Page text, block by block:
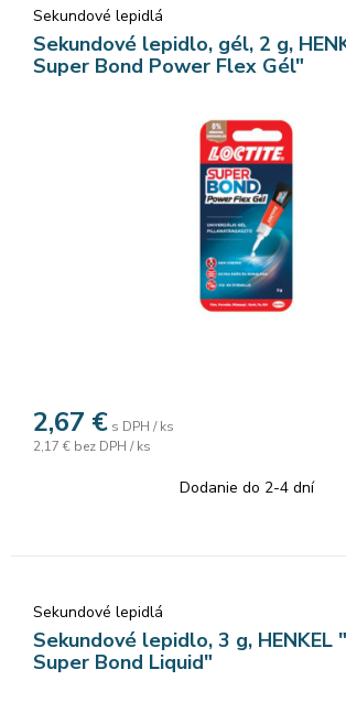
Sekundové lepidlá
Sekundové lepidlo, gél, 2 g,
Super Bond Power Flex Gél"
2,67 € s DPH / ks
2,17 € bez DPH / ks
Dodanie do 2-4 dní
Sekundové lepidlá
Sekundové lepidlo, 3 g,
Super Bond Liquid"